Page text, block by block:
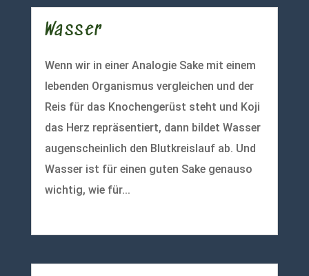
Wasser
Wenn wir in einer Analogie Sake mit einem
lebenden Organismus vergleichen und der
Reis für das Knochengerüst steht und Koji
das Herz repräsentiert, dann bildet Wasser
augenscheinlich den Blutkreislauf ab. Und
Wasser ist für einen guten Sake genauso
wichtig, wie für...